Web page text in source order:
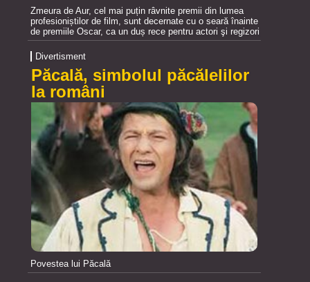
Zmeura de Aur, cel mai puțin râvnite premii din lumea
profesioniștilor de film, sunt decernate cu o seară înainte
de premiile Oscar, ca un duș rece pentru actori şi regizori
Divertisment
Păcală, simbolul păcălelilor
la români
Povestea lui Păcală